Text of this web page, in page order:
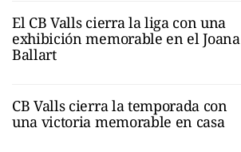
El CB Valls cierra la liga con una
exhibición memorable en el Joana
Ballart
CB Valls cierra la temporada con
una victoria memorable en casa